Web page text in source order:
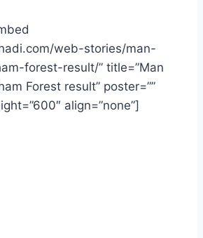
web-stories/man-
forest-result/” title=”Man
Forest result” poster=””
align=”none”]